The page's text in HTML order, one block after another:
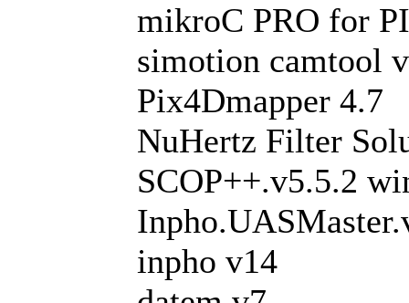
mikroC PRO for
simotion camtool
Pix4Dmapper 4.7
NuHertz Filter
SCOP++.v5.5.2
inpho v14